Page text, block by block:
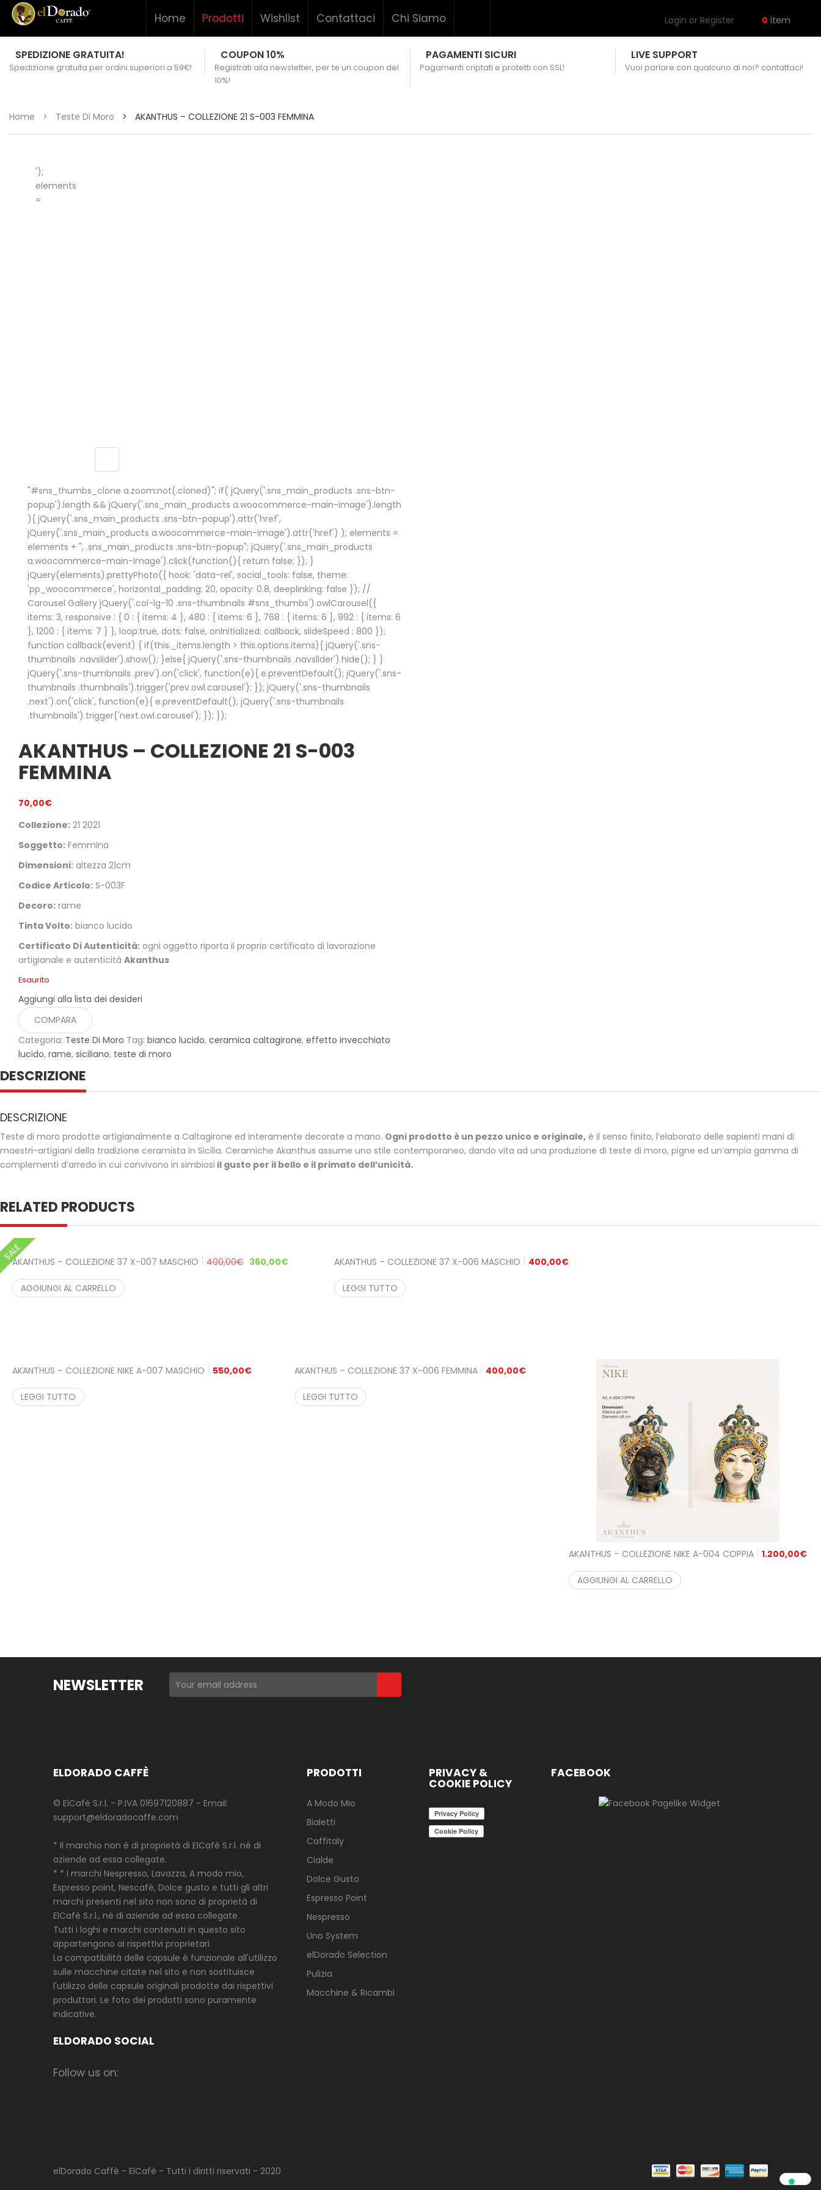
Home Prodotti Wishlist Contattaci Chi Siamo Login or Register 0 item
SPEDIZIONE GRATUITA!
Spedizione gratuita per ordini superiori a 59€!
COUPON 10%
Registrati alla newsletter, per te un coupon del
10%!
PAGAMENTI SICURI
Pagamenti criptati e protetti con SSL!
LIVE SUPPORT
Vuoi parlare con qualcuno di noi? contattaci!
Home > Teste Di Moro > AKANTHUS – COLLEZIONE 21 S-003 FEMMINA
');
elements
=
"#sns_thumbs_clone a.zoom:not(.cloned)"; if( jQuery('.sns_main_products .sns-btn-
popup').length && jQuery('.sns_main_products a.woocommerce-main-image').length
){ jQuery('.sns_main_products .sns-btn-popup').attr('href',
jQuery('.sns_main_products a.woocommerce-main-image').attr('href') ); elements =
elements + ", .sns_main_products .sns-btn-popup"; jQuery('.sns_main_products
a.woocommerce-main-image').click(function(){ return false; }); }
jQuery(elements).prettyPhoto({ hook: 'data-rel', social_tools: false, theme:
'pp_woocommerce', horizontal_padding: 20, opacity: 0.8, deeplinking: false }); //
Carousel Gallery jQuery('.col-lg-10 .sns-thumbnails #sns_thumbs').owlCarousel({
items: 3, responsive : { 0 : { items: 4 }, 480 : { items: 6 }, 768 : { items: 6 }, 992 : { items: 6
}, 1200 : { items: 7 } }, loop:true, dots: false, onInitialized: callback, slideSpeed : 800 });
function callback(event) { if(this._items.length > this.options.items){ jQuery('.sns-
thumbnails .navslider').show(); }else{ jQuery('.sns-thumbnails .navslider').hide(); } }
jQuery('.sns-thumbnails .prev').on('click', function(e){ e.preventDefault(); jQuery('.sns-
thumbnails .thumbnails').trigger('prev.owl.carousel'); }); jQuery('.sns-thumbnails
.next').on('click', function(e){ e.preventDefault(); jQuery('.sns-thumbnails
.thumbnails').trigger('next.owl.carousel'); }); });
AKANTHUS – COLLEZIONE 21 S-003
FEMMINA
70,00€
Collezione: 21 2021
Soggetto: Femmina
Dimensioni: altezza 21cm
Codice Articolo: S-003F
Decoro: rame
Tinta Volto: bianco lucido
Certificato Di Autenticità: ogni oggetto riporta il proprio certificato di lavorazione
artigianale e autenticità Akanthus
Esaurito
Aggiungi alla lista dei desideri
COMPARA
Categoria: Teste Di Moro Tag: bianco lucido, ceramica caltagirone, effetto invecchiato
lucido, rame, siciliano, teste di moro
DESCRIZIONE
DESCRIZIONE
Teste di moro prodotte artigianalmente a Caltagirone ed interamente decorate a mano. Ogni prodotto è un pezzo unico e originale, è il senso finito, l’elaborato delle sapienti mani di
maestri-artigiani della tradizione ceramista in Sicilia. Ceramiche Akanthus assume uno stile contemporaneo, dando vita ad una produzione di teste di moro, pigne ed un’ampia gamma di
complementi d’arredo in cui convivono in simbiosi il gusto per il bello e il primato dell’unicità.
RELATED PRODUCTS
SALEAKANTHUS – COLLEZIONE 37 X-007 MASCHIO 400,00€ 360,00€
AGGIUNGI AL CARRELLO
AKANTHUS – COLLEZIONE 37 X-006 MASCHIO 400,00€
LEGGI TUTTO
AKANTHUS – COLLEZIONE NIKE A-007 MASCHIO 550,00€
LEGGI TUTTO
AKANTHUS – COLLEZIONE 37 X-006 FEMMINA 400,00€
LEGGI TUTTO
AKANTHUS – COLLEZIONE NIKE A-004 COPPIA 1.200,00€
AGGIUNGI AL CARRELLO
NEWSLETTER
ELDORADO CAFFÈ
© ElCafé S.r.l. - P.IVA 01697120887 - Email:
support@eldoradocaffe.com
* Il marchio non è di proprietà di ElCafè S.r.l. né di
aziende ad essa collegate.
* * I marchi Nespresso, Lavazza, A modo mio,
Espresso point, Nescafè, Dolce gusto e tutti gli altri
marchi presenti nel sito non sono di proprietà di
ElCafè S.r.l., nè di aziende ad essa collegate.
Tutti i loghi e marchi contenuti in questo sito
appartengono ai rispettivi proprietari.
La compatibilità delle capsule è funzionale all'utilizzo
sulle macchine citate nel sito e non sostituisce
l'utilizzo delle capsule originali prodotte dai rispettivi
produttori. Le foto dei prodotti sono puramente
indicative.
ELDORADO SOCIAL
Follow us on:
PRODOTTI
A Modo Mio
Bialetti
Caffitaly
Cialde
Dolce Gusto
Espresso Point
Nespresso
Uno System
elDorado Selection
Pulizia
Macchine & Ricambi
PRIVACY &
COOKIE POLICY
FACEBOOK
elDorado Caffè - ElCafè - Tutti i diritti riservati - 2020